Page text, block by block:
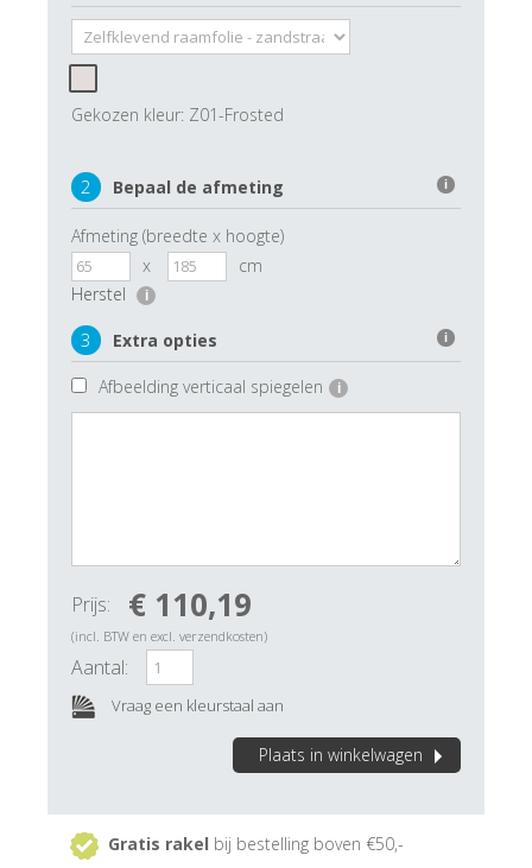
Gekozen kleur: Z01-Frosted
2 Bepaal de afmeting i
Afmeting (breedte x hoogte)
x
cm
Herstel
i
3 Extra opties i
Afbeelding verticaal spiegelen i
Plaats in winkelwagen
Prijs: € 110,19
(incl. BTW en excl. verzendkosten)
Aantal:
Vraag een kleurstaal aan
Gratis rakel bij bestelling boven €50,-